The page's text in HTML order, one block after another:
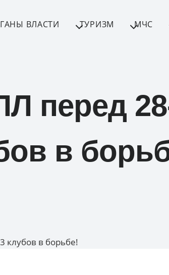
ВЛАСТИ ТУРИЗМ МЧС
перед
в
клубов в борьбе!